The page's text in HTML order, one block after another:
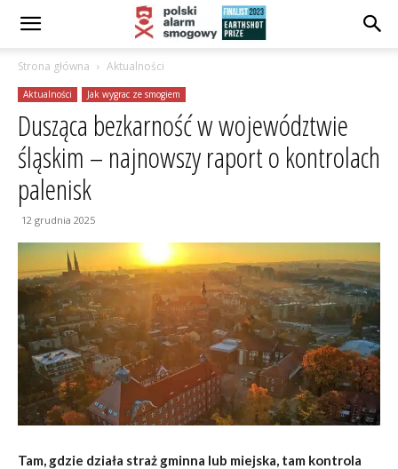
Strona główna Aktualności
Aktualności Jak wygrac ze smogiem
Dusząca bezkarność w województwie
śląskim – najnowszy raport o kontrolach
palenisk
12 grudnia 2025
Tam, gdzie działa straż gminna lub miejska, tam kontrola